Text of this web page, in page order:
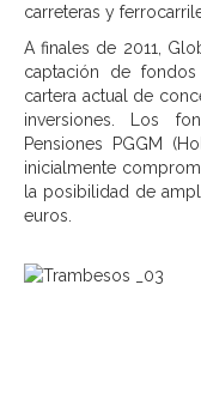
carreteras y
A finales de 2011,
captación de
cartera actual de
inversiones. Los
Pensiones PGGM
inicialmente
la posibilidad de
euros.